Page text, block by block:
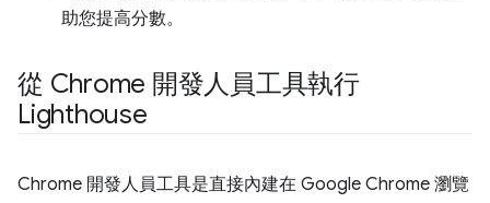
助您提高分數。
從 Chrome 開發人員工具執行
Lighthouse
Chrome 開發人員工具是直接內建在 Google Chrome 瀏覽